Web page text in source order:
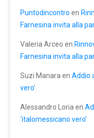
Puntodincontro en
Farnesina invita alla
Valeria Arceo en
Farnesina invita alla
Suzi Manara en Addio
vero’
Alessandro Loria en
‘italomessicano vero’